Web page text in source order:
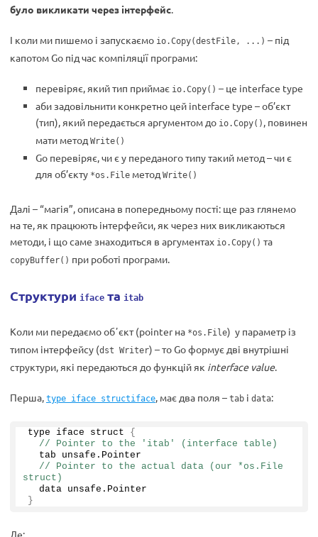
було викликати через інтерфейс.
І коли ми пишемо і запускаємо io.Copy(destFile, ...) – під
капотом Go під час компіляції програми:
перевіряє, який тип приймає io.Copy() – це interface type
аби задовільнити конкретно цей interface type – об’єкт
(тип), який передається аргументом до io.Copy() , повинен
мати метод Write()
Go перевіряє, чи є у переданого типу такий метод – чи є
для об’єкту *os.File метод Write()
Далі – “магія”, описана в попередньому пості: ще раз глянемо
на те, як працюють інтерфейси, як через них викликаються
методи, і що саме знаходиться в аргументах io.Copy() та
copyBuffer() при роботі програми.
Структури iface та itab
Коли ми передаємо обʼєкт (pointer на *os.File) у параметр із
типом інтерфейсу (dst Writer) – то Go формує дві внутрішні
структури, які передаються до функцій як interface value.
Перша, type iface structiface, має два поля – tab і data:
type iface struct {
// Pointer to the 'itab' (interface table)
  tab unsafe.
Pointer
// Pointer to the actual data (our *os.File
struct)
  data unsafe.
Pointer
}
Де: